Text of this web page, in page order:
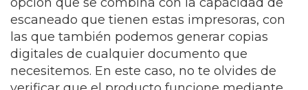
opción que se combina con la capacidad de
escaneado que tienen estas impresoras, con
las que también podemos generar copias
digitales de cualquier documento que
necesitemos. En este caso, no te olvides de